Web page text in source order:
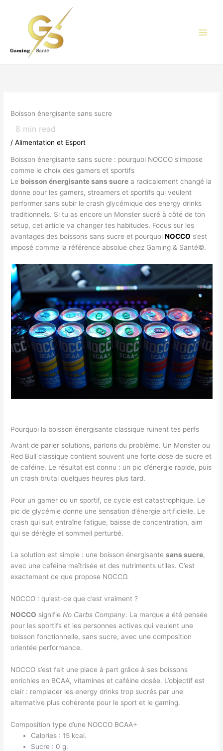
Boisson énergisante sans sucre
8 min read
/Alimentation et Esport
Boisson énergisante sans sucre : pourquoi NOCCO s’impose
comme le choix des gamers et sportifs
Le boisson énergisante sans sucre a radicalement changé la
donne pour les gamers, streamers et sportifs qui veulent
performer sans subir le crash glycémique des energy drinks
traditionnels. Si tu as encore un Monster sucré à côté de ton
setup, cet article va changer tes habitudes. Focus sur les
avantages des boissons sans sucre et pourquoiNOCCO s’est
imposé comme la référence absolue chez Gaming & Santé©.
Pourquoi la boisson énergisante classique ruinent tes perfs
Avant de parler solutions, parlons du problème. Un Monster ou
Red Bull classique contient souvent une forte dose de sucre et
de caféine. Le résultat est connu : un pic d’énergie rapide, puis
un crash brutal quelques heures plus tard.
Pour un gamer ou un sportif, ce cycle est catastrophique. Le
pic de glycémie donne une sensation d’énergie artificielle. Le
crash qui suit entraîne fatigue, baisse de concentration, aim
qui se dérègle et sommeil perturbé.
La solution est simple : une boisson énergisantesans sucre,
avec une caféine maîtrisée et des nutriments utiles. C’est
exactement ce que propose NOCCO.
NOCCO : qu’est-ce que c’est vraiment ?
NOCCO signifie No Carbs Company. La marque a été pensée
pour les sportifs et les personnes actives qui veulent une
boisson fonctionnelle, sans sucre, avec une composition
orientée performance.
NOCCO s’est fait une place à part grâce à ses boissons
enrichies en BCAA, vitamines et caféine dosée. L’objectif est
clair : remplacer les energy drinks trop sucrés par une
alternative plus cohérente pour le sport et le gaming.
Composition type d’une NOCCO BCAA+
Calories : 15 kcal.
Sucre : 0 g.